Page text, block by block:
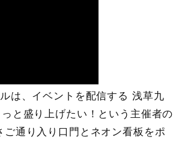
は、イベントを配信する 浅草九
と盛り上げたい！という主催者の
通り入り口門とネオン看板をポ